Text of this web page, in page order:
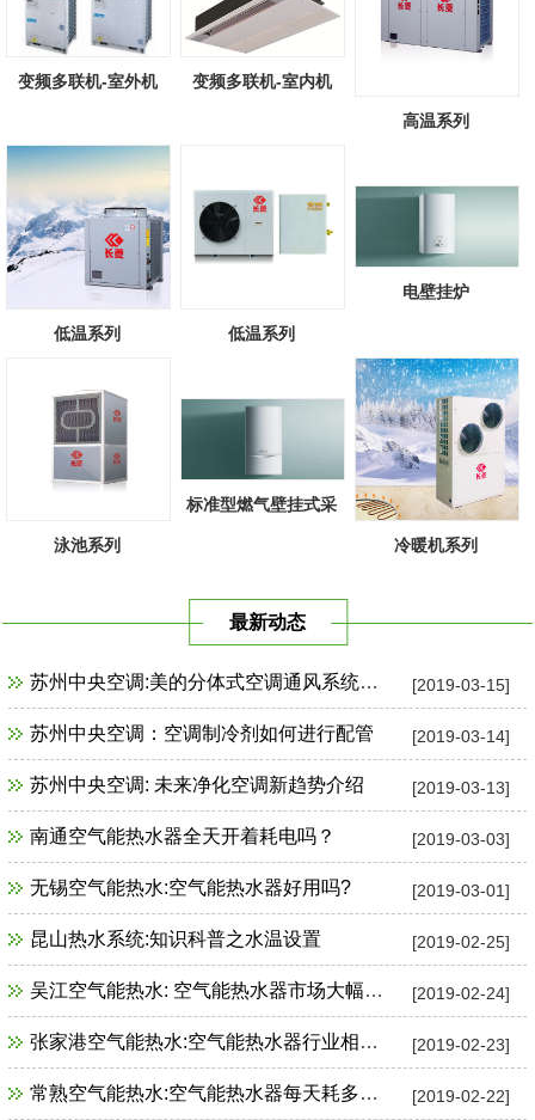
变频多联机-室外机 变频多联机-室内机
高温系列
低温系列 低温系列
电壁挂炉
泳池系列
标准型燃气壁挂式采
冷暖机系列
最新动态
[2019-03-15]
苏州中央空调:美的分体式空调通风系统故障检修
[2019-03-14]
苏州中央空调：空调制冷剂如何进行配管
[2019-03-13]
苏州中央空调: 未来净化空调新趋势介绍
[2019-03-03]
南通空气能热水器全天开着耗电吗？
[2019-03-01]
无锡空气能热水:空气能热水器好用吗?
[2019-02-25]
昆山热水系统:知识科普之水温设置
[2019-02-24]
吴江空气能热水: 空气能热水器市场大幅增长
[2019-02-23]
张家港空气能热水:空气能热水器行业相关政策一览
[2019-02-22]
常熟空气能热水:空气能热水器每天耗多少电？